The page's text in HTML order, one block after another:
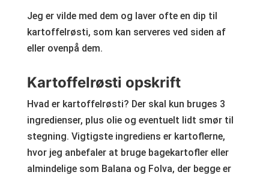
Jeg er vilde med dem og laver ofte en dip til
kartoffelrøsti, som kan serveres ved siden af
eller ovenpå dem.
Kartoffelrøsti opskrift
Hvad er kartoffelrøsti? Der skal kun bruges 3
ingredienser, plus olie og eventuelt lidt smør til
stegning. Vigtigste ingrediens er kartoflerne,
hvor jeg anbefaler at bruge bagekartofler eller
almindelige som Balana og Folva, der begge er